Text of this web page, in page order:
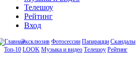
Телешоу
Рейтинг
Вход
Эксклюзив Фотосессии Папарацци Скандалы
Топ-10 LOOK Музыка и видео Телешоу Рейтинг